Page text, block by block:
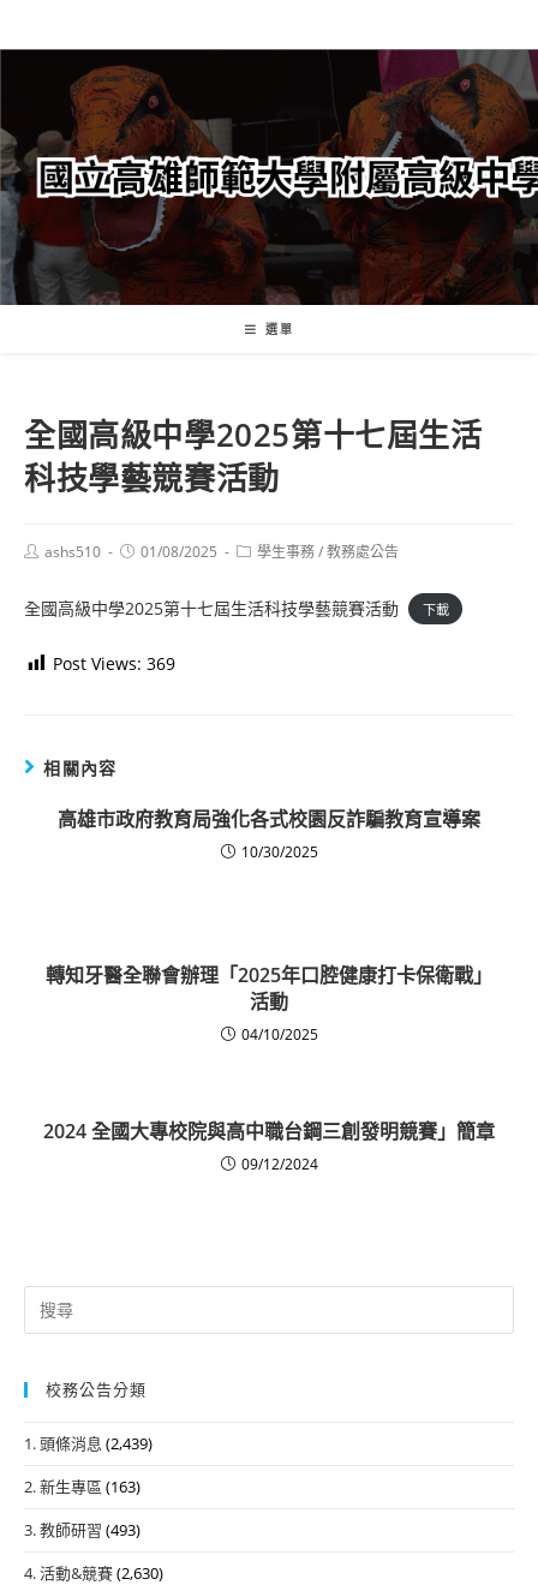
轉
要
內
容
選單
全國高級中學2025第十七屆生活
科技學藝競賽活動
Postashs510
Post01/08/2025
Post學生事務/教務處公告
全國高級中學2025第十七屆生活科技學藝競賽活動 下載
Post Views: 369
相關內容
高雄市政府教育局強化各式校園反詐騙教育宣導案
10/30/2025
轉知牙醫全聯會辦理「2025年口腔健康打卡保衛戰」
活動
04/10/2025
2024 全國大專校院與高中職台鋼三創發明競賽」簡章
09/12/2024
Search
for:
校務公告分類
1. 頭條消息 (2,439)
2. 新生專區 (163)
3. 教師研習 (493)
4. 活動&競賽(2,630)